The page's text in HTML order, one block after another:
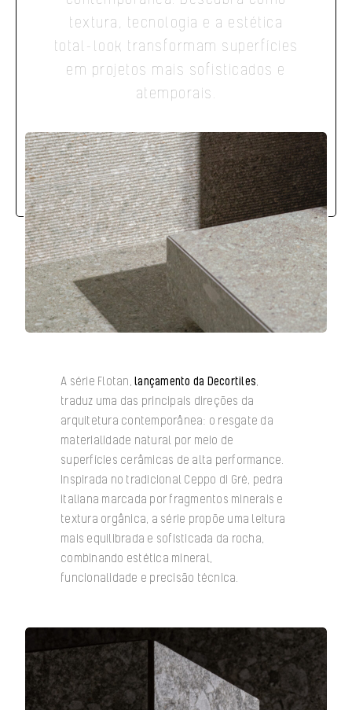
textura, tecnologia e a estética
total-look transformam superfícies
em projetos mais sofisticados e
atemporais.
A série Flotan, lançamento da Decortiles,
traduz uma das principais direções da
arquitetura contemporânea: o resgate da
materialidade natural por meio de
superfícies cerâmicas de alta performance.
Inspirada no tradicional Ceppo di Gré, pedra
italiana marcada por fragmentos minerais e
textura orgânica, a série propõe uma leitura
mais equilibrada e sofisticada da rocha,
combinando estética mineral,
funcionalidade e precisão técnica.